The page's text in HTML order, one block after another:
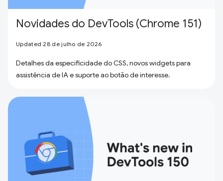
Novidades do DevTools (Chrome 151)
Updated 28 de julho de 2026
Detalhes da especificidade do CSS, novos widgets para
assistência de IA e suporte ao botão de interesse.